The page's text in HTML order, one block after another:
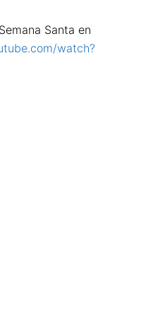
Santa en
watch?